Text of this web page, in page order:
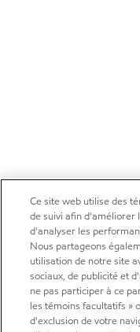
Ce site web utilise des
de suivi afin d'améliorer
d'analyser les
Nous partageons
utilisation de notre site
sociaux, de publicité et
ne pas participer à ce
les témoins facultatifs »
d'exclusion de votre